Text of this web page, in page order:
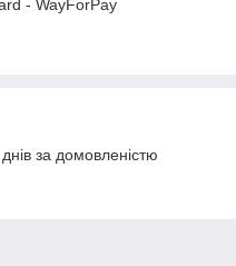
- WayForPay
за домовленістю